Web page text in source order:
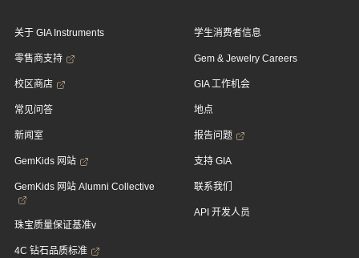
关于 GIA Instruments
零售商支持
校区商店
常见问答
新闻室
GemKids 网站
GemKids 网站 Alumni Collective
珠宝质量保证基准v
4C 钻石品质标准
学生消费者信息
Gem & Jewelry Careers
GIA 工作机会
地点
报告问题
支持 GIA
联系我们
API 开发人员